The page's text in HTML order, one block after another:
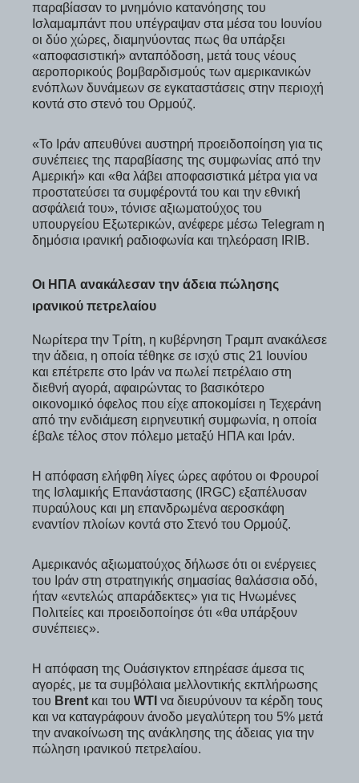
παραβίασαν το μνημόνιο κατανόησης του
Ισλαμαμπάντ που υπέγραψαν στα μέσα του Ιουνίου
οι δύο χώρες, διαμηνύοντας πως θα υπάρξει
«αποφασιστική» ανταπόδοση, μετά τους νέους
αεροπορικούς βομβαρδισμούς των αμερικανικών
ενόπλων δυνάμεων σε εγκαταστάσεις στην περιοχή
κοντά στο στενό του Ορμούζ.
«Το Ιράν απευθύνει αυστηρή προειδοποίηση για τις
συνέπειες της παραβίασης της συμφωνίας από την
Αμερική» και «θα λάβει αποφασιστικά μέτρα για να
προστατεύσει τα συμφέροντά του και την εθνική
ασφάλειά του», τόνισε αξιωματούχος του
υπουργείου Εξωτερικών, ανέφερε μέσω Telegram η
δημόσια ιρανική ραδιοφωνία και τηλεόραση IRIB.
Οι ΗΠΑ ανακάλεσαν την άδεια πώλησης
ιρανικού πετρελαίου
Νωρίτερα την Τρίτη, η κυβέρνηση Τραμπ ανακάλεσε
την άδεια, η οποία τέθηκε σε ισχύ στις 21 Ιουνίου
και επέτρεπε στο Ιράν να πωλεί πετρέλαιο στη
διεθνή αγορά, αφαιρώντας το βασικότερο
οικονομικό όφελος που είχε αποκομίσει η Τεχεράνη
από την ενδιάμεση ειρηνευτική συμφωνία, η οποία
έβαλε τέλος στον πόλεμο μεταξύ ΗΠΑ και Ιράν.
Η απόφαση ελήφθη λίγες ώρες αφότου οι Φρουροί
της Ισλαμικής Επανάστασης (IRGC) εξαπέλυσαν
πυραύλους και μη επανδρωμένα αεροσκάφη
εναντίον πλοίων κοντά στο Στενό του Ορμούζ.
Αμερικανός αξιωματούχος δήλωσε ότι οι ενέργειες
του Ιράν στη στρατηγικής σημασίας θαλάσσια οδό,
ήταν «εντελώς απαράδεκτες» για τις Ηνωμένες
Πολιτείες και προειδοποίησε ότι «θα υπάρξουν
συνέπειες».
Η απόφαση της Ουάσιγκτον επηρέασε άμεσα τις
αγορές, με τα συμβόλαια μελλοντικής εκπλήρωσης
του Brent και του WTI να διευρύνουν τα κέρδη τους
και να καταγράφουν άνοδο μεγαλύτερη του 5% μετά
την ανακοίνωση της ανάκλησης της άδειας για την
πώληση ιρανικού πετρελαίου.